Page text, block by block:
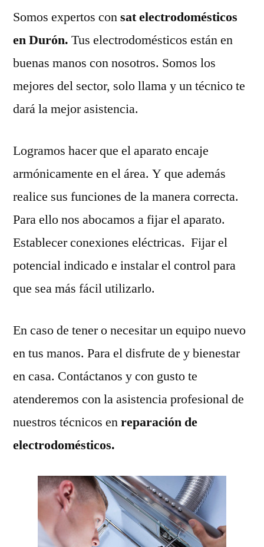
Somos expertos consat electrodomésticos
en Durón. Tus electrodomésticos están en
buenas manos con nosotros. Somos los
mejores del sector, solo llama y un técnico te
dará la mejor asistencia.
Logramos hacer que el aparato encaje
armónicamente en el área. Y que además
realice sus funciones de la manera correcta.
Para ello nos abocamos a fijar el aparato.
Establecer conexiones eléctricas. Fijar el
potencial indicado e instalar el control para
que sea más fácil utilizarlo.
En caso de tener o necesitar un equipo nuevo
en tus manos. Para el disfrute de y bienestar
en casa. Contáctanos y con gusto te
atenderemos con la asistencia profesional de
nuestros técnicos enreparación de
electrodomésticos.